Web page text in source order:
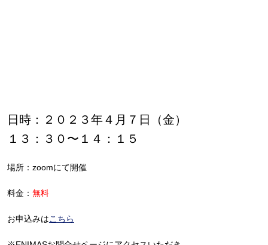
日時：２０２３年４月７日（金）
１３：３０〜１４：１５
場所：zoomにて開催
料金： 無料
お申込みはこちら